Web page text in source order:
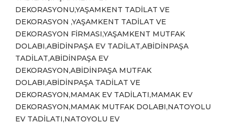
DEKORASYONU,YAŞAMKENT TADİLAT VE
DEKORASYON ,YAŞAMKENT TADİLAT VE
DEKORASYON FİRMASI,YAŞAMKENT MUTFAK
DOLABI,ABİDİNPAŞA EV TADİLAT,ABİDİNPAŞA
TADİLAT,ABİDİNPAŞA EV
DEKORASYON,ABİDİNPAŞA MUTFAK
DOLABI,ABİDİNPAŞA TADİLAT VE
DEKORASYON,MAMAK EV TADİLATI,MAMAK EV
DEKORASYON,MAMAK MUTFAK DOLABI,NATOYOLU
EV TADİLATI,NATOYOLU EV